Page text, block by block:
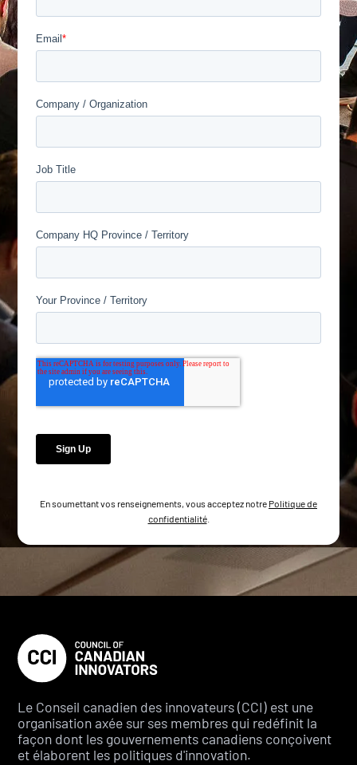
En soumettant vos renseignements, vous acceptez notre Politique de
confidentialité.
Le Conseil canadien des innovateurs (CCI) est une
organisation axée sur ses membres qui redéfinit la
façon dont les gouvernements canadiens conçoivent
et élaborent les politiques d'innovation.